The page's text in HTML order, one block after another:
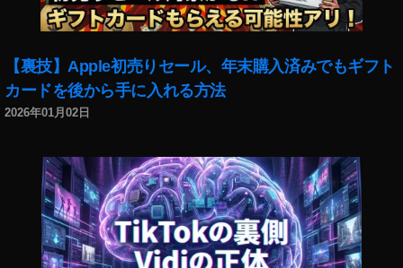
【裏技】Apple初売りセール、年末購入済みでもギフト
カードを後から手に入れる方法
2026年01月02日